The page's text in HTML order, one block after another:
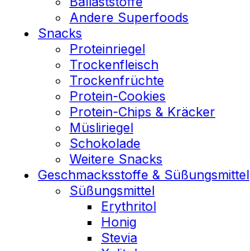
Andere Superfoods
Snacks
Proteinriegel
Trockenfleisch
Trockenfrüchte
Protein-Cookies
Protein-Chips & Kräcker
Müsliriegel
Schokolade
Weitere Snacks
Geschmacksstoffe & Süßungsmittel
Süßungsmittel
Erythritol
Honig
Stevia